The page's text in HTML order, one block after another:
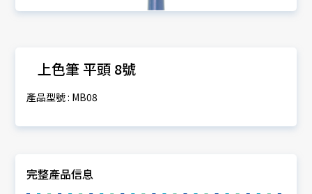
上色筆 平頭 8號
產品型號 : MB08
完整產品信息